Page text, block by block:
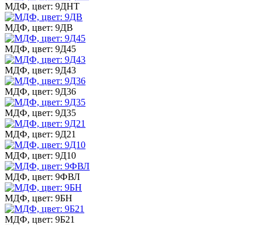
МДФ, цвет: 9ДНТ
МДФ, цвет: 9ДВ
МДФ, цвет: 9Д45
МДФ, цвет: 9Д43
МДФ, цвет: 9Д36
МДФ, цвет: 9Д35
МДФ, цвет: 9Д21
МДФ, цвет: 9Д10
МДФ, цвет: 9ФВЛ
МДФ, цвет: 9БН
МДФ, цвет: 9Б21